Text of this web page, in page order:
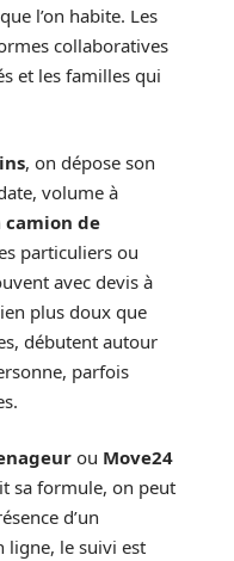
l’on habite. Les
collaboratives
et les familles qui
, on dépose son
volume à
camion de
particuliers ou
avec devis à
plus doux que
débutent autour
parfois
ou Move24
sa formule, on peut
d’un
ligne, le suivi est